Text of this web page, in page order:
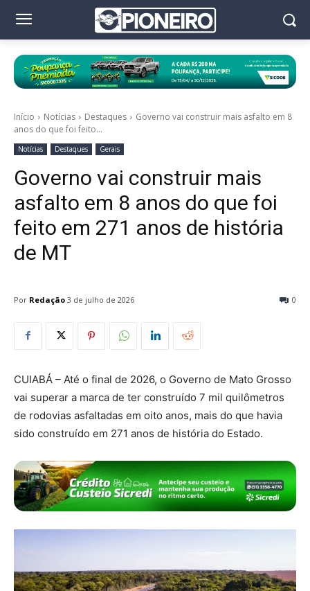
Início Notícias Destaques
Governo vai construir mais asfalto em 8
anos do que foi feito...
Notícias Destaques Gerais
Governo vai construir mais
asfalto em 8 anos do que foi
feito em 271 anos de história
de MT
Por Redação 0
3 de julho de 2026
CUIABÁ – Até o final de 2026, o Governo de Mato Grosso
vai superar a marca de ter construído 7 mil quilômetros
de rodovias asfaltadas em oito anos, mais do que havia
sido construído em 271 anos de história do Estado.